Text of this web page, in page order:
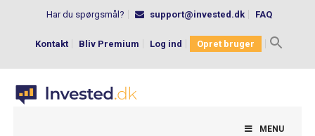
Har du spørgsmål? support@invested.dk FAQ
Kontakt Bliv Premium Log ind Opret bruger
Search
MENU